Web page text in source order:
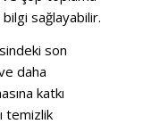
sağlayabilir.
son
daha
katkı
temizlik